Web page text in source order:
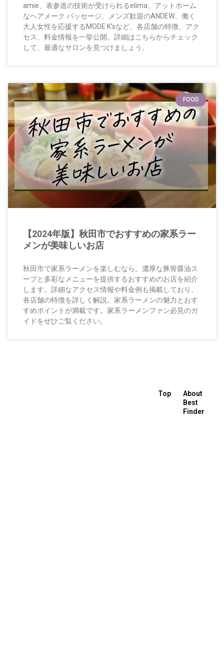
amie、表参道の技術が受けられるelima、アットホーム
なヘアメーク パッセージ、メンズ歓迎のANDEW、働く
大人女性を応援するMODE K’sなど、各店舗の特徴、アク
セス、料金情報を一挙公開。詳細はこちらからチェック
して、最適なサロンを見つけましょう。
FOOD
【2024年版】秋田市でおすすめの家系ラー
メンが美味しいお店
秋田市で家系ラーメンを楽しむなら、濃厚な豚骨醤油ス
ープと多彩なメニューを提供するおすすめのお店を紹介
します。詳細なアクセス情報や料金例も掲載しており、
各店舗の特徴を詳しく解説。家系ラーメンの魅力とおす
すめポイントが満載です。家系ラーメンファン必見のガ
イドをぜひご覧ください。
Top
About
Best
Finder